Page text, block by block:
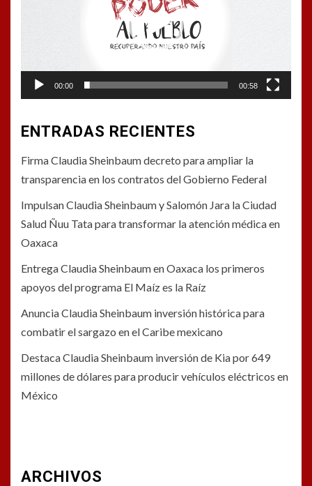
00:00 00:58
ENTRADAS RECIENTES
Firma Claudia Sheinbaum decreto para ampliar la
transparencia en los contratos del Gobierno Federal
Impulsan Claudia Sheinbaum y Salomón Jara la Ciudad
Salud Ñuu Tata para transformar la atención médica en
Oaxaca
Entrega Claudia Sheinbaum en Oaxaca los primeros
apoyos del programa El Maíz es la Raíz
Anuncia Claudia Sheinbaum inversión histórica para
combatir el sargazo en el Caribe mexicano
Destaca Claudia Sheinbaum inversión de Kia por 649
millones de dólares para producir vehículos eléctricos en
México
ARCHIVOS